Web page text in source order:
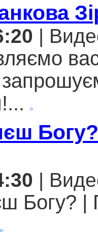
|
|
Богу? |